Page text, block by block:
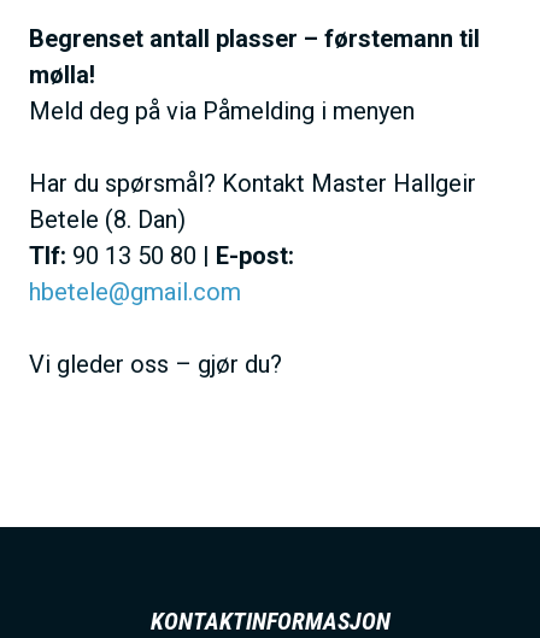
Begrenset antall plasser – førstemann til
mølla!
Meld deg på via Påmelding i menyen
Har du spørsmål? Kontakt Master Hallgeir
Betele (8. Dan)
Tlf: 90 13 50 80 | E-post:
hbetele@gmail.com
Vi gleder oss – gjør du?
KONTAKTINFORMASJON